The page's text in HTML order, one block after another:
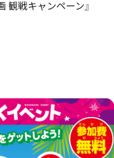
観戦キャンペーン』